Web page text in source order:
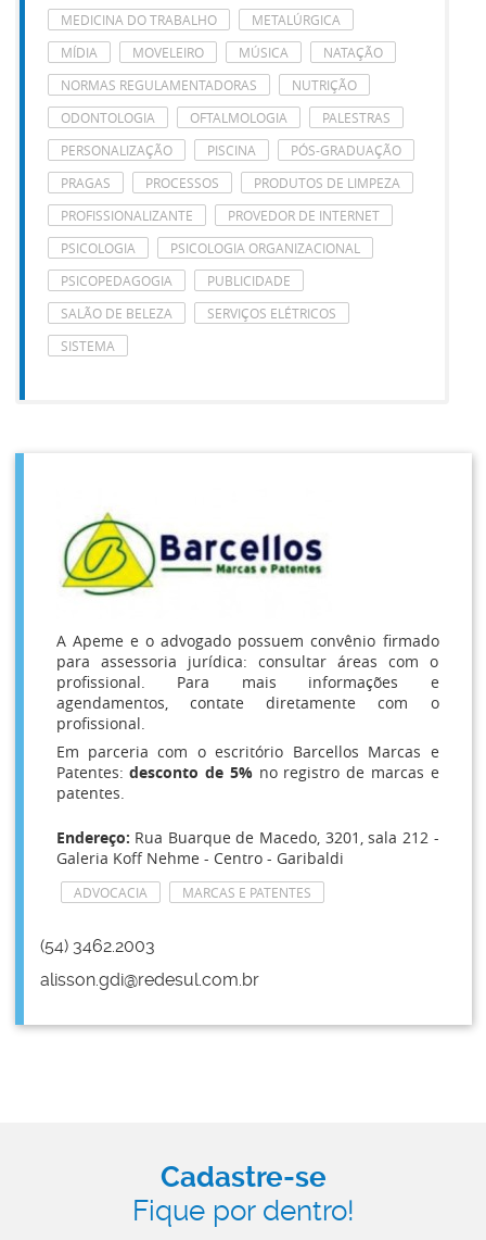
MEDICINA DO TRABALHO
METALÚRGICA
MÍDIA
MOVELEIRO MÚSICA
NATAÇÃO
NORMAS REGULAMENTADORAS
NUTRIÇÃO
ODONTOLOGIA
OFTALMOLOGIA
PALESTRAS
PERSONALIZAÇÃO
PISCINA
PÓS-GRADUAÇÃO
PRAGAS
PROCESSOS
PRODUTOS DE LIMPEZA
PROFISSIONALIZANTE
PROVEDOR DE INTERNET
PSICOLOGIA
PSICOLOGIA ORGANIZACIONAL
PSICOPEDAGOGIA
PUBLICIDADE
SALÃO DE BELEZA
SERVIÇOS ELÉTRICOS
SISTEMA
A Apeme e o advogado possuem convênio firmado
para assessoria jurídica: consultar áreas com o
profissional. Para mais informações e
agendamentos, contate diretamente com o
profissional.
Em parceria com o escritório Barcellos Marcas e
Patentes:desconto de 5%no registro de marcas e
patentes.
Endereço: Rua Buarque de Macedo, 3201, sala 212 -
Galeria Koff Nehme - Centro - Garibaldi
ADVOCACIA MARCAS E PATENTES
(54) 3462.2003
alisson.gdi@redesul.com.br
Cadastre-se
Fique por dentro!